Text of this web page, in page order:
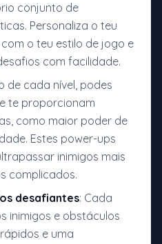
conjunto de
Personaliza o teu
o teu estilo de jogo e
com facilidade.
de cada nível, podes
te proporcionam
como maior poder de
Estes power-ups
inimigos mais
complicados.
desafiantes: Cada
inimigos e obstáculos
e uma